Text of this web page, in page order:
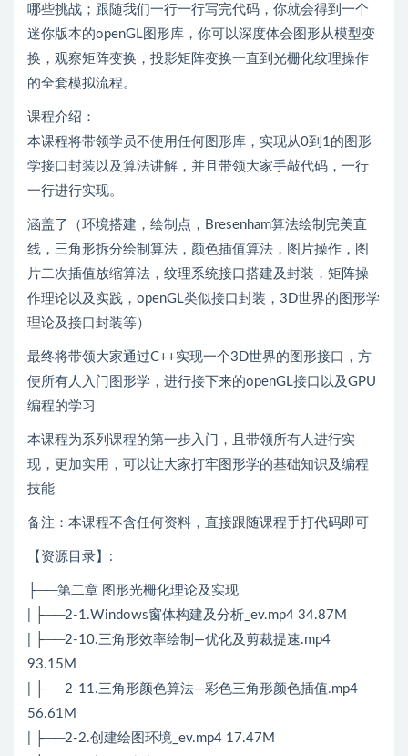
哪些挑战；跟随我们一行一行写完代码，你就会得到一个
迷你版本的openGL图形库，你可以深度体会图形从模型变
换，观察矩阵变换，投影矩阵变换一直到光栅化纹理操作
的全套模拟流程。
课程介绍：
本课程将带领学员不使用任何图形库，实现从0到1的图形
学接口封装以及算法讲解，并且带领大家手敲代码，一行
一行进行实现。
涵盖了（环境搭建，绘制点，Bresenham算法绘制完美直
线，三角形拆分绘制算法，颜色插值算法，图片操作，图
片二次插值放缩算法，纹理系统接口搭建及封装，矩阵操
作理论以及实践，openGL类似接口封装，3D世界的图形学
理论及接口封装等）
最终将带领大家通过C++实现一个3D世界的图形接口，方
便所有人入门图形学，进行接下来的openGL接口以及GPU
编程的学习
本课程为系列课程的第一步入门，且带领所有人进行实
现，更加实用，可以让大家打牢图形学的基础知识及编程
技能
备注：本课程不含任何资料，直接跟随课程手打代码即可
【资源目录】:
├──第二章 图形光栅化理论及实现
| ├──2-1.Windows窗体构建及分析_ev.mp4 34.87M
| ├──2-10.三角形效率绘制—优化及剪裁提速.mp4
93.15M
| ├──2-11.三角形颜色算法—彩色三角形颜色插值.mp4
56.61M
| ├──2-2.创建绘图环境_ev.mp4 17.47M